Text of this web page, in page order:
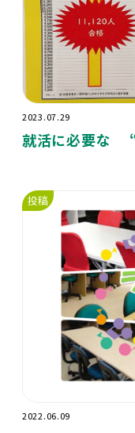
2023.07.29
就活に必要な
投稿
2022.06.09